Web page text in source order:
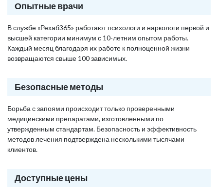
Опытные врачи
В службе «Рехаб365» работают психологи и наркологи первой и
высшей категории минимум с 10-летним опытом работы.
Каждый месяц благодаря их работе к полноценной жизни
возвращаются свыше 100 зависимых.
Безопасные методы
Борьба с запоями происходит только проверенными
медицинскими препаратами, изготовленными по
утвержденным стандартам. Безопасность и эффективность
методов лечения подтверждена несколькими тысячами
клиентов.
Доступные цены